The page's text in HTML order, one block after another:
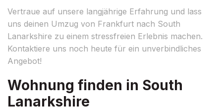
Vertraue auf unsere langjährige Erfahrung und lass
uns deinen Umzug von Frankfurt nach South
Lanarkshire zu einem stressfreien Erlebnis machen.
Kontaktiere uns noch heute für ein unverbindliches
Angebot!
Wohnung finden in South
Lanarkshire